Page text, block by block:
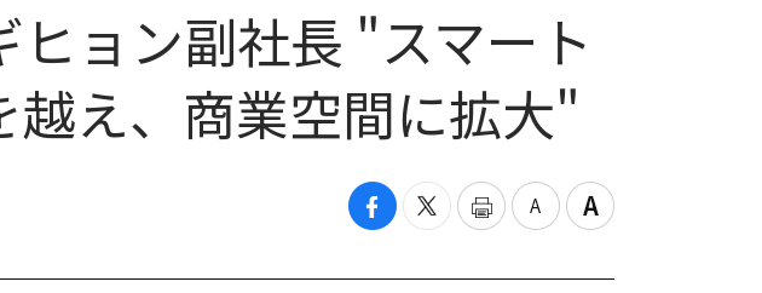
ヒョン副社長 "スマート
越え、商業空間に拡大"